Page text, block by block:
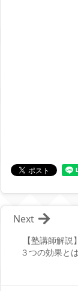
【塾講師解
３つの効果と
Next